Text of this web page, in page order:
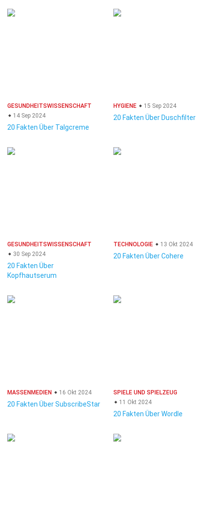
GESUNDHEITSWISSENSCHAFT
14 Sep 2024
20 Fakten Über Talgcreme
HYGIENE 15 Sep 2024
20 Fakten Über Duschfilter
GESUNDHEITSWISSENSCHAFT
30 Sep 2024
20 Fakten Über
Kopfhautserum
TECHNOLOGIE 13 Okt 2024
20 Fakten Über Cohere
MASSENMEDIEN 16 Okt 2024
20 Fakten Über SubscribeStar
SPIELE UND SPIELZEUG
11 Okt 2024
20 Fakten Über Wordle